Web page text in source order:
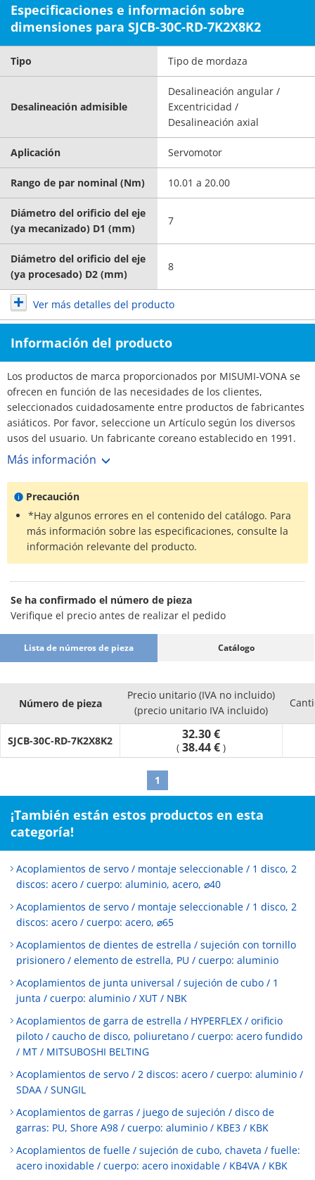
Especificaciones e información sobre
dimensiones para SJCB-30C-RD-7K2X8K2
Tipo Tipo de mordaza
Desalineación admisible
Desalineación angular /
Excentricidad /
Desalineación axial
Aplicación Servomotor
Rango de par nominal (Nm) 10.01 a 20.00
Diámetro del orificio del eje
(ya mecanizado) D1 (mm)
7
Diámetro del orificio del eje
(ya procesado) D2 (mm)
8
Ver más detalles del producto
Información del producto
Los productos de marca proporcionados por MISUMI-VONA se
ofrecen en función de las necesidades de los clientes,
seleccionados cuidadosamente entre productos de fabricantes
asiáticos. Por favor, seleccione un Artículo según los diversos
usos del usuario. Un fabricante coreano establecido en 1991.
La cuota de mercado de acoplamientos en Corea es del 70%,
plazos de entrega cortos.
Más información
Precaución
*Hay algunos errores en el contenido del catálogo. Para
más información sobre las especificaciones, consulte la
información relevante del producto.
Se ha confirmado el número de pieza
Verifique el precio antes de realizar el pedido
Lista de números de pieza Catálogo
Número de pieza
Precio unitario (IVA no incluido)
(precio unitario IVA incluido)
SJCB-30C-RD-7K2X8K2 32.30 €
( 38.44 € )
1
¡También están estos productos en esta
categoría!
Acoplamientos de servo / montaje seleccionable / 1 disco, 2
discos: acero / cuerpo: aluminio, acero, ⌀40
Acoplamientos de servo / montaje seleccionable / 1 disco, 2
discos: acero / cuerpo: acero, ⌀65
Acoplamientos de dientes de estrella / sujeción con tornillo
prisionero / elemento de estrella, PU / cuerpo: aluminio
Acoplamientos de junta universal / sujeción de cubo / 1
junta / cuerpo: aluminio / XUT / NBK
Acoplamientos de garra de estrella / HYPERFLEX / orificio
piloto / caucho de disco, poliuretano / cuerpo: acero fundido
/ MT / MITSUBOSHI BELTING
Acoplamientos de servo / 2 discos: acero / cuerpo: aluminio /
SDAA / SUNGIL
Acoplamientos de garras / juego de sujeción / disco de
garras: PU, Shore A98 / cuerpo: aluminio / KBE3 / KBK
Acoplamientos de fuelle / sujeción de cubo, chaveta / fuelle:
acero inoxidable / cuerpo: acero inoxidable / KB4VA / KBK